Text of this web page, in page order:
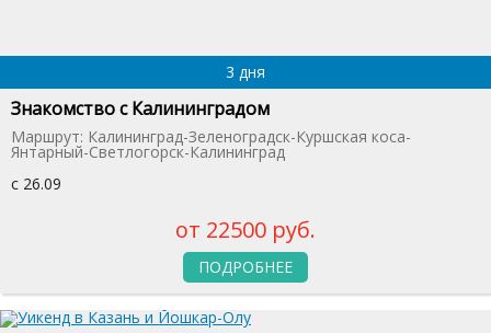
3 дня
Знакомство с Калининградом
Маршрут: Калининград-Зеленоградск-Куршская коса-
Янтарный-Светлогорск-Калининград
с 26.09
от 22500 руб.
ПОДРОБНЕЕ